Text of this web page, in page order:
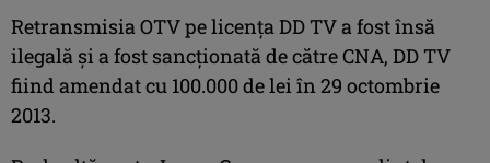
Retransmisia OTV pe licenţa DD TV a fost însă
ilegală şi a fost sancţionată de către CNA, DD TV
fiind amendat cu 100.000 de lei în 29 octombrie
2013.